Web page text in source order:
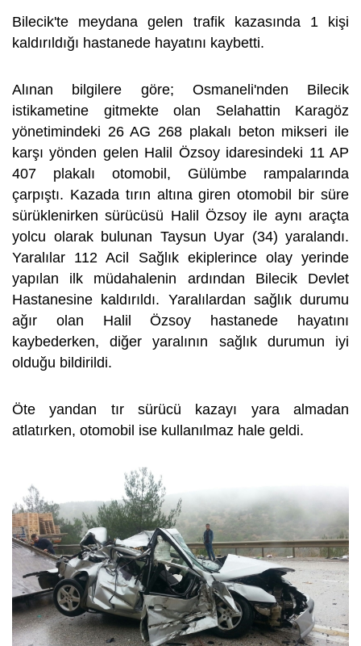
Bilecik'te meydana gelen trafik kazasında 1 kişi
kaldırıldığı hastanede hayatını kaybetti.
Alınan bilgilere göre; Osmaneli'nden Bilecik
istikametine gitmekte olan Selahattin Karagöz
yönetimindeki 26 AG 268 plakalı beton mikseri ile
karşı yönden gelen Halil Özsoy idaresindeki 11 AP
407 plakalı otomobil, Gülümbe rampalarında
çarpıştı. Kazada tırın altına giren otomobil bir süre
sürüklenirken sürücüsü Halil Özsoy ile aynı araçta
yolcu olarak bulunan Taysun Uyar (34) yaralandı.
Yaralılar 112 Acil Sağlık ekiplerince olay yerinde
yapılan ilk müdahalenin ardından Bilecik Devlet
Hastanesine kaldırıldı. Yaralılardan sağlık durumu
ağır olan Halil Özsoy hastanede hayatını
kaybederken, diğer yaralının sağlık durumun iyi
olduğu bildirildi.
Öte yandan tır sürücü kazayı yara almadan
atlatırken, otomobil ise kullanılmaz hale geldi.